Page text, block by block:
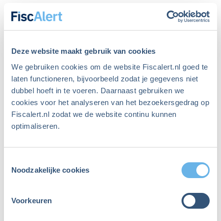
Deze website maakt gebruik van cookies
We gebruiken cookies om de website Fiscalert.nl goed te
laten functioneren, bijvoorbeeld zodat je gegevens niet
dubbel hoeft in te voeren. Daarnaast gebruiken we
cookies voor het analyseren van het bezoekersgedrag op
Fiscalert.nl zodat we de website continu kunnen
optimaliseren.
Noodzakelijke cookies
Voorkeuren
Vijf tips om belastingaangifte
2025 sneller te doen én meer
belasting terug te krijgen
1. Reserveer nu 60 minuten in je
agenda voor belastingaangifte
Kies een tijdstip waarop je redelijk fris bent.
Bijvoorbeeld komende zaterdagochtend van 10.00
mag je annuleren.
2. Begin klein: bereid je aangifte in 5